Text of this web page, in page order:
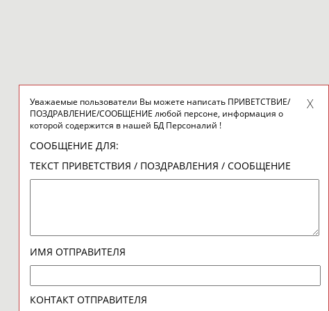
Уважаемые пользователи Вы можете написать ПРИВЕТСТВИЕ/
ПОЗДРАВЛЕНИЕ/СООБЩЕНИЕ любой персоне, информация о
которой содержится в нашей БД Персоналий !
СООБЩЕНИЕ ДЛЯ:
ТЕКСТ ПРИВЕТСТВИЯ / ПОЗДРАВЛЕНИЯ / СООБЩЕНИЕ
ИМЯ ОТПРАВИТЕЛЯ
КОНТАКТ ОТПРАВИТЕЛЯ